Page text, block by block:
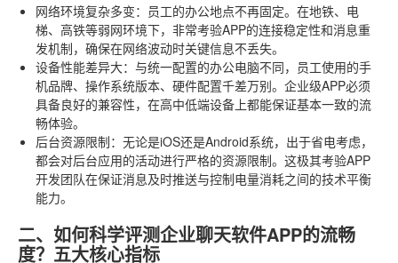
网络环境复杂多变：员工的办公地点不再固定。在地铁、电
梯、高铁等弱网环境下，非常考验APP的连接稳定性和消息重
发机制，确保在网络波动时关键信息不丢失。
设备性能差异大：与统一配置的办公电脑不同，员工使用的手
机品牌、操作系统版本、硬件配置千差万别。企业级APP必须
具备良好的兼容性，在高中低端设备上都能保证基本一致的流
畅体验。
后台资源限制：无论是iOS还是Android系统，出于省电考虑，
都会对后台应用的活动进行严格的资源限制。这极其考验APP
开发团队在保证消息及时推送与控制电量消耗之间的技术平衡
能力。
二、如何科学评测企业聊天软件APP的流畅
度？五大核心指标